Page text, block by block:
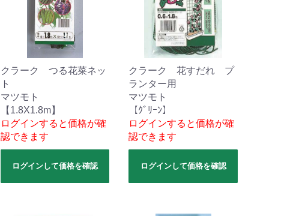
クラーク つる花菜ネッ
ト
マツモト
【1.8X1.8m】
ログインすると価格が確
認できます
ログインして価格を確認
クラーク 花すだれ プ
ランター用
マツモト
【ｸﾞﾘｰﾝ】
ログインすると価格が確
認できます
ログインして価格を確認